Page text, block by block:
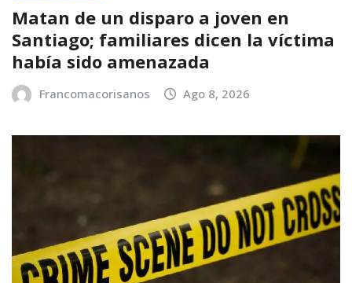
Matan de un disparo a joven en
Santiago; familiares dicen la víctima
había sido amenazada
Francomacorisanos Ago 8, 2026